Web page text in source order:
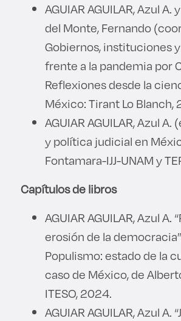
AGUIAR AGUILAR, Azul A.
del Monte, Fernando
Gobiernos, instituciones
frente a la pandemia por
Reflexiones desde la
México: Tirant Lo Blanch,
AGUIAR AGUILAR, Azul
y política judicial en
Fontamara-IJJ-UNAM y
Capítulos de libros
AGUIAR AGUILAR, Azul A.
erosión de la
Populismo: estado de la
caso de México, de
ITESO, 2024.
AGUIAR AGUILAR, Azul A.